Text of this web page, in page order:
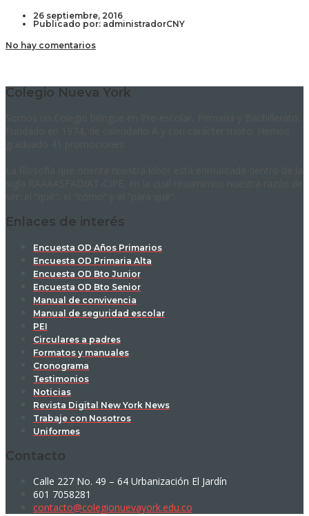
26 septiembre, 2016
Publicado por: administradorCNY
No hay comentarios
Colegio Nueva York
Enlaces de interés
Encuesta OD Años Primarios
Encuesta OD Primaria Alta
Encuesta OD Bto Junior
Encuesta OD Bto Senior
Manual de convivencia
Manual de seguridad escolar
PEI
Circulares a padres
Formatos y manuales
Cronograma
Testimonios
Noticias
Revista Digital New York News
Trabaje con Nosotros
Uniformes
Contacto
Calle 227 No. 49 – 64 Urbanización El Jardín
601 7058281
contacto@colegionuevayork.edu.co